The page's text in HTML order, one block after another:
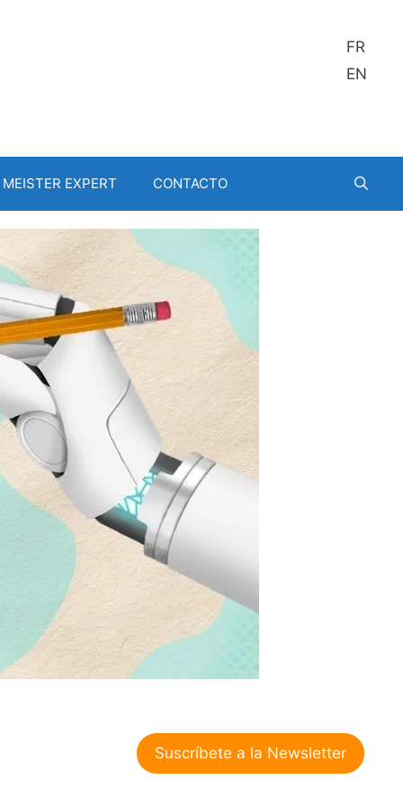
FR
EN
MEISTER EXPERT CONTACTO
Suscríbete a la Newsletter